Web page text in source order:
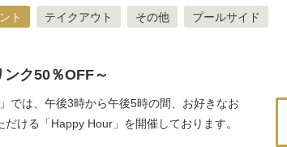
ト テイクアウト その他 プールサイド
ク50％OFF～
では、午後3時から午後5時の間、お好きなお
ける「Happy Hour」を開催しております。